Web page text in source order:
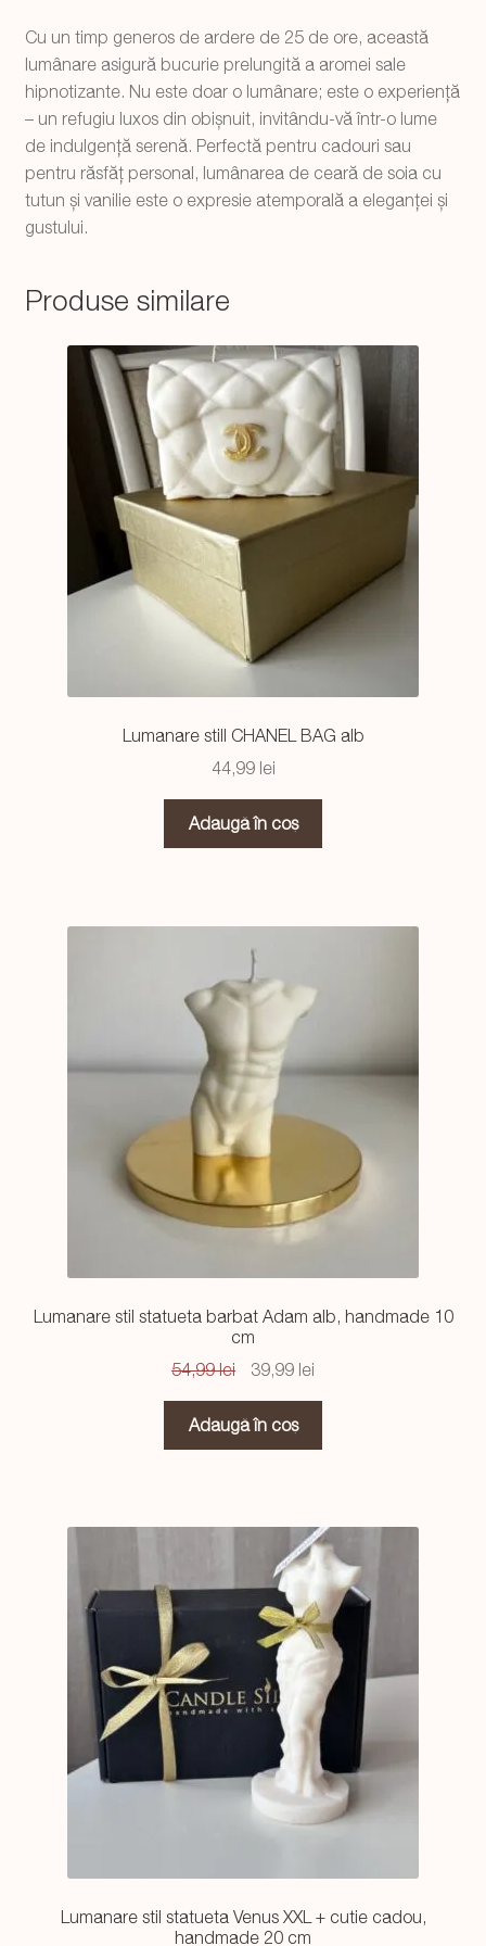
Cu un timp generos de ardere de 25 de ore, această
lumânare asigură bucurie prelungită a aromei sale
hipnotizante. Nu este doar o lumânare; este o experiență
– un refugiu luxos din obișnuit, invitându-vă într-o lume
de indulgență serenă. Perfectă pentru cadouri sau
pentru răsfăț personal, lumânarea de ceară de soia cu
tutun și vanilie este o expresie atemporală a eleganței și
gustului.
Produse similare
Lumanare still CHANEL BAG alb
44,99 lei
Adaugă în coș
Lumanare stil statueta barbat Adam alb, handmade 10
cm
54,99lei
Prețul
a
fost:
39,99 leiPrețul
39,99 lei.
Adaugă în coș
Lumanare stil statueta Venus XXL + cutie cadou,
handmade 20 cm